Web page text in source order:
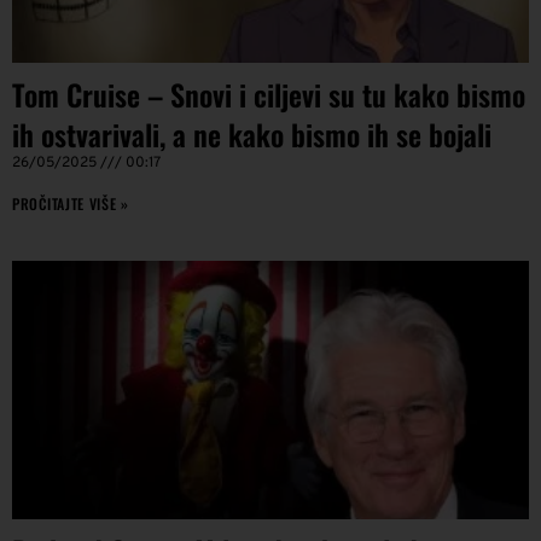
Tom Cruise – Snovi i ciljevi su tu kako bismo
ih ostvarivali, a ne kako bismo ih se bojali
26/05/2025 00:17
PROČITAJTE VIŠE »